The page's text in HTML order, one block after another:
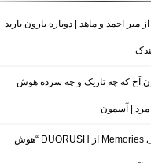
میر احمد و ماهد | دوباره بارون بارید
آخ که چه تاریک و چه سرده هوش
| آسمون
دانلود آهنگ خارجی Memories از DUORUSH “هوش